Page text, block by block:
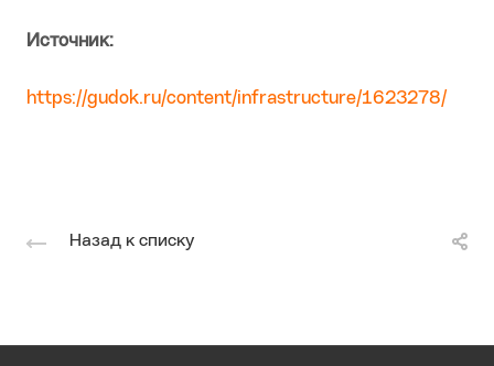
Источник:
https://gudok.ru/content/infrastructure/1623278/
Назад к списку